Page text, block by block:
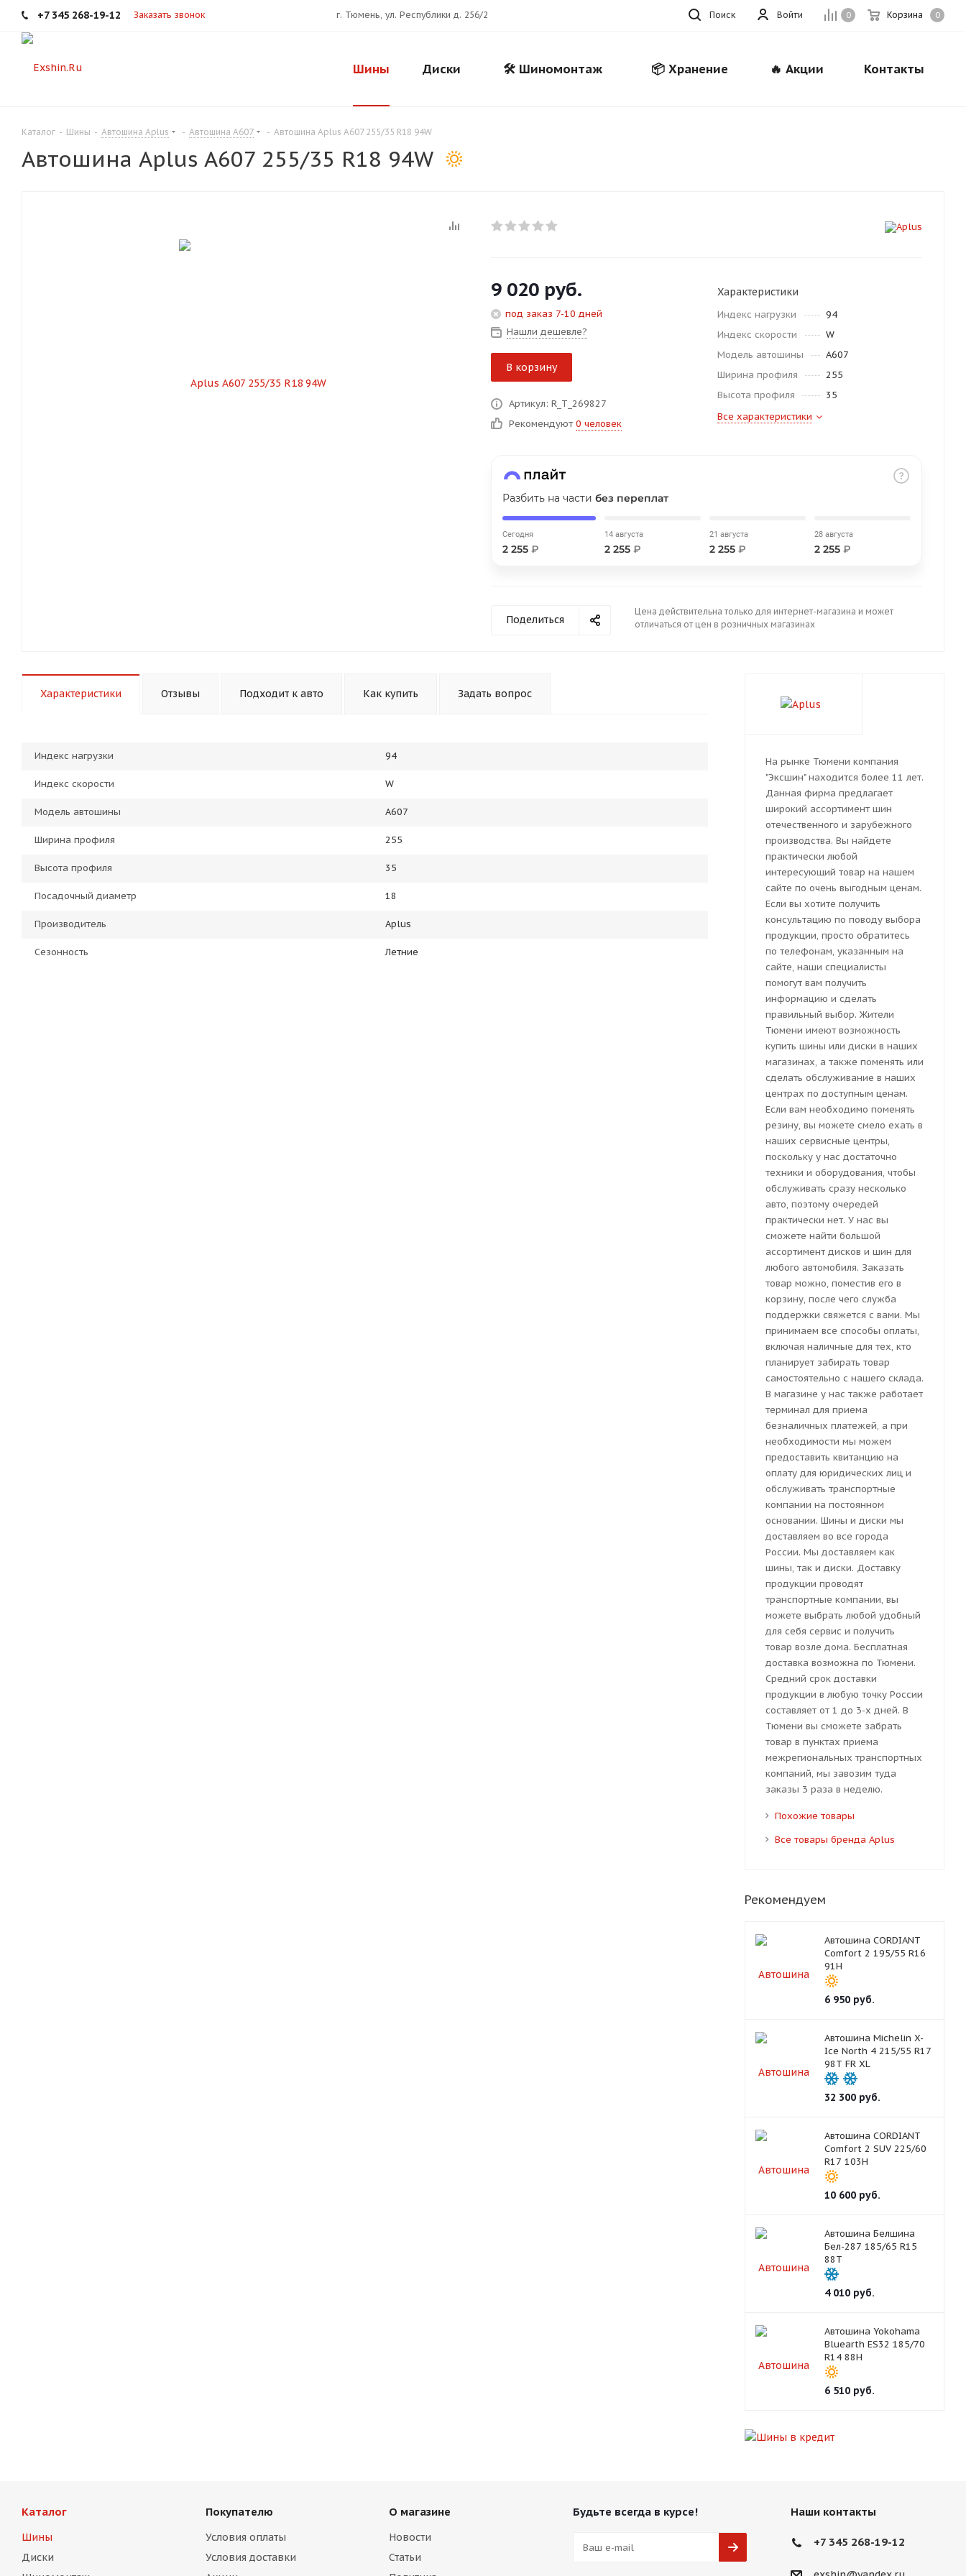
+7 345 268-19-12 Заказать звонок 0 Корзина 0
Войти
г. Тюмень, ул. Республики д. 256/2 Поиск
Шины Диски 🛠️ Шиномонтаж 📦 Хранение 🔥 Акции Контакты
Каталог - Шины - Автошина Aplus - Автошина A607 - Автошина Aplus A607 255/35 R18 94W
Автошина Aplus A607 255/35 R18 94W
9 020 руб.
под заказ 7-10 дней
Нашли дешевле?
В корзину
Артикул: R_T_269827
Рекомендуют 0 человек
Характеристики
Индекс нагрузки
94
Индекс скорости
W
Модель автошины
A607
Ширина профиля
255
Высота профиля
35
Все характеристики
Разбить на части без переплат
Сегодня
2 255 ₽
14 августа
2 255 ₽
21 августа
2 255 ₽
28 августа
2 255 ₽
Поделиться
Цена действительна только для интернет-магазина и может
отличаться от цен в розничных магазинах
Характеристики Отзывы Подходит к авто Как купить Задать вопрос
Индекс нагрузки 94
Индекс скорости W
Модель автошины A607
Ширина профиля 255
Высота профиля 35
Посадочный диаметр 18
Производитель Aplus
Сезонность Летние
На рынке Тюмени компания
"Эксшин" находится более 11 лет.
Данная фирма предлагает
широкий ассортимент шин
отечественного и зарубежного
производства. Вы найдете
практически любой
интересующий товар на нашем
сайте по очень выгодным ценам.
Если вы хотите получить
консультацию по поводу выбора
продукции, просто обратитесь
по телефонам, указанным на
сайте, наши специалисты
помогут вам получить
информацию и сделать
правильный выбор. Жители
Тюмени имеют возможность
купить шины или диски в наших
магазинах, а также поменять или
сделать обслуживание в наших
центрах по доступным ценам.
Если вам необходимо поменять
резину, вы можете смело ехать в
наших сервисные центры,
поскольку у нас достаточно
техники и оборудования, чтобы
обслуживать сразу несколько
авто, поэтому очередей
практически нет. У нас вы
сможете найти большой
ассортимент дисков и шин для
любого автомобиля. Заказать
товар можно, поместив его в
корзину, после чего служба
поддержки свяжется с вами. Мы
принимаем все способы оплаты,
включая наличные для тех, кто
планирует забирать товар
самостоятельно с нашего склада.
В магазине у нас также работает
терминал для приема
безналичных платежей, а при
необходимости мы можем
предоставить квитанцию на
оплату для юридических лиц и
обслуживать транспортные
компании на постоянном
основании. Шины и диски мы
доставляем во все города
России. Мы доставляем как
шины, так и диски. Доставку
продукции проводят
транспортные компании, вы
можете выбрать любой удобный
для себя сервис и получить
товар возле дома. Бесплатная
доставка возможна по Тюмени.
Средний срок доставки
продукции в любую точку России
составляет от 1 до 3-х дней. В
Тюмени вы сможете забрать
товар в пунктах приема
межрегиональных транспортных
компаний, мы завозим туда
заказы 3 раза в неделю.
Похожие товары
Все товары бренда Aplus
Рекомендуем
Автошина CORDIANT
Comfort 2 195/55 R16
91H
6 950руб.
Автошина Michelin X-
Ice North 4 215/55 R17
98T FR XL
32 300руб.
Автошина CORDIANT
Comfort 2 SUV 225/60
R17 103H
10 600руб.
Автошина Белшина
Бел-287 185/65 R15
88T
4 010руб.
Автошина Yokohama
Bluearth ES32 185/70
R14 88H
6 510руб.
Каталог
Шины
Диски
Покупателю
Условия оплаты
Условия доставки
О магазине
Новости
Статьи
Будьте всегда в курсе! Наши контакты
+7 345 268-19-12
без переплат
8 800 302-02-51